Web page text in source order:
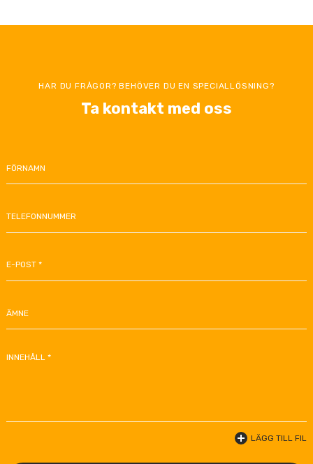
HAR DU FRÅGOR? BEHÖVER DU EN SPECIALLÖSNING?
Ta kontakt med oss
FÖRNAMN
TELEFONNUMMER
E-POST *
ÄMNE
INNEHÅLL *
LÄGG TILL FIL